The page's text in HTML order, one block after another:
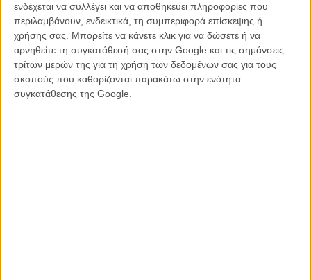
ενδέχεται να συλλέγει και να αποθηκεύει πληροφορίες που
περιλαμβάνουν, ενδεικτικά, τη συμπεριφορά επίσκεψης ή
χρήσης σας. Μπορείτε να κάνετε κλικ για να δώσετε ή να
αρνηθείτε τη συγκατάθεσή σας στην Google και τις σημάνσεις
τρίτων μερών της για τη χρήση των δεδομένων σας για τους
σκοπούς που καθορίζονται παρακάτω στην ενότητα
συγκατάθεσης της Google.